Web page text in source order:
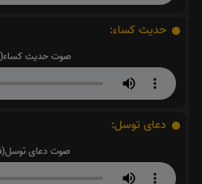
حدیث کساء:
صوت حدیث
دعای توسل:
صوت دعای